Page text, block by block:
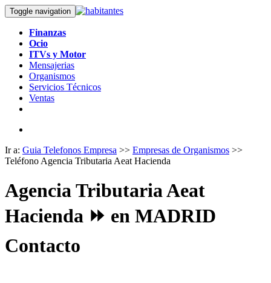
Toggle navigation
Finanzas
Ocio
ITVs y Motor
Mensajerias
Organismos
Servicios Técnicos
Ventas
Ir a: Guia Telefonos Empresa >> Empresas de Organismos >>
Teléfono Agencia Tributaria Aeat Hacienda
Agencia Tributaria Aeat
Hacienda ⏩ en MADRID
Contacto